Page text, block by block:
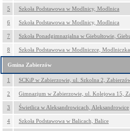
5 Szkoła Podstawowa w Modlnicy, Modlnica
6 Szkoła Podstawowa w Modlnicy, Modlnica
7 Szkoła Ponadgimnazjalna w Giebułtowie,
8 Szkoła Podstawowa w Modlniczce, Modlniczka
Gmina Zabierzów
1 SCKiP w Zabierzowie, ul. Szkolna 2,
2 Gimnazjum w Zabierzowie, ul. Kolejowa 15,
3 Świetlica w Aleksandrowicach, Aleksandrowice
4 Szkoła Podstawowa w Balicach, Balice